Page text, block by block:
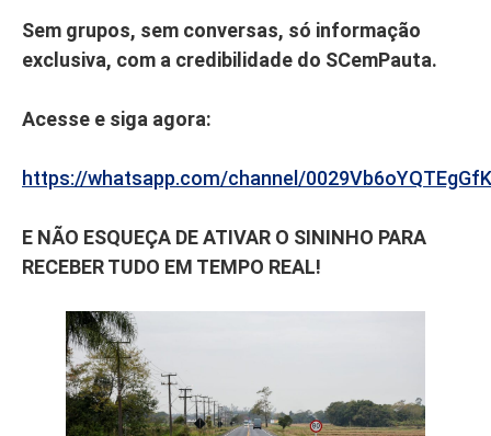
Sem grupos, sem conversas, só informação
exclusiva, com a credibilidade do SCemPauta.
Acesse e siga agora:
https://whatsapp.com/channel/
E NÃO ESQUEÇA DE ATIVAR O SININHO PARA
RECEBER TUDO EM TEMPO REAL!